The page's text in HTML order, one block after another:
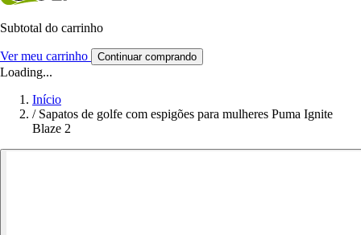
Subtotal do carrinho
Ver meu carrinho Continuar comprando
Loading...
Início
/ Sapatos de golfe com espigões para mulheres Puma Ignite
Blaze 2